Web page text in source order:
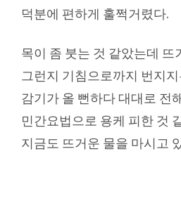
덕분에 편하게 훌쩍거렸다.
목이 좀 붓는 것 같았는데 뜨
그런지 기침으로까지 번지
감기가 올 뻔하다 대대로 전
민간요법으로 용케 피한 것
지금도 뜨거운 물을 마시고